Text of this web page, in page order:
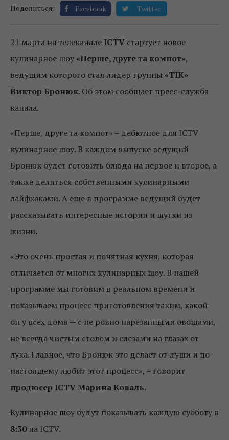
Поделиться: Facebook Twitter
21 марта на телеканале ICTV стартует новое
кулинарное шоу «Перше, друге та компот»,
ведущим которого стал лидер группы «ТІК»
Виктор Бронюк. Об этом сообщает пресс-служба
канала.
«Перше, друге та компот» – дебютное для ICTV
кулинарное шоу. В каждом выпуске ведущий
Бронюк будет готовить блюда на первое и второе, а
также делиться собственными кулинарными
лайфхаками. А еще в программе ведущий будет
рассказывать интересные истории и шутки из
жизни.
«Это очень простая и понятная кухня, которая
отличается от многих кулинарных шоу. В нашей
программе мы готовим в реальном времени и
показываем процесс приготовления таким, какой
он у всех дома — с не ровно нарезанными овощами,
не всегда чистым столом и слезами на глазах от
лука. Главное, что Бронюк это делает от души и по-
настоящему любит этот процесс», – говорит
продюсер ICTV Марина Коваль.
Кулинарное шоу будут показывать каждую субботу в
8:30на ICTV.